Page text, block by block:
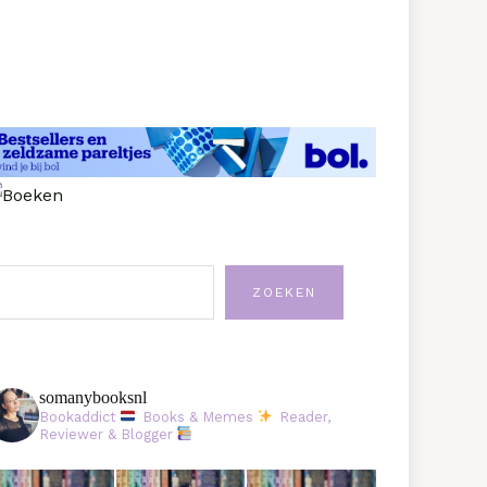
ZOEKEN
somanybooksnl
Bookaddict Books & Memes
Reader,
Reviewer & Blogger